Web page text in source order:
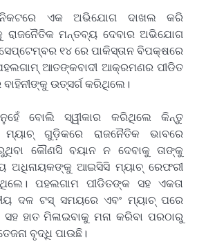
ନିକଟରେ ଏକ ଅଭିଯୋଗ ଦାଖଲ କରି
ରାଜନୈତିକ ମନ୍ତବ୍ୟ ଦେବାର ଅଭିଯୋଗ
୧୪ ରେ ପାକିସ୍ତାନ ବିପକ୍ଷରେ
ଆତଙ୍କବାଦୀ ଆକ୍ରମଣର ପୀଡିତ
ଉତ୍ସର୍ଗ କରିଥିଲେ।
ନୁହେଁ ବୋଲି ସ୍ୱୀକାର କରିଥିଲେ କିନ୍ତୁ
ମ୍ୟାଚ୍ ଗୁଡ଼ିକରେ ରାଜନୈତିକ ଭାବରେ
କୌଣସି ବୟାନ ନ ଦେବାକୁ ତାଙ୍କୁ
ଅଧିନାୟକଙ୍କୁ ଆଇସିସି ମ୍ୟାଚ୍ ରେଫରୀ
ପହଲଗାମ ପୀଡିତଙ୍କ ସହ ଏକତା
ଦଳ ଟସ୍ ସମୟରେ ଏବଂ ମ୍ୟାଚ୍ ପରେ
ସହ ହାତ ମିଳାଇବାକୁ ମନା କରିବା ପରଠାରୁ
ବୃଦ୍ଧି ପାଉଛି।